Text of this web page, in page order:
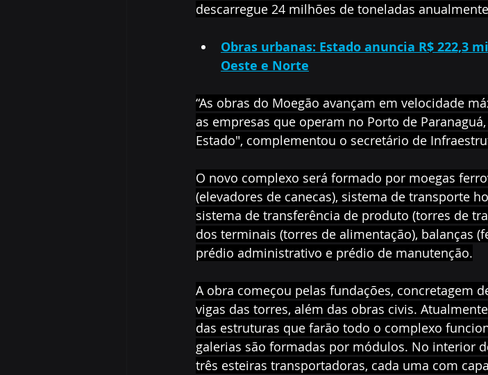
descarregue 24 milhões de toneladas
Obras urbanas: Estado anuncia R$ 222,3
Oeste e Norte
“As obras do Moegão avançam em velocidade
as empresas que operam no Porto de
Estado", complementou o secretário de
O novo complexo será formado por moegas
(elevadores de canecas), sistema de transporte
sistema de transferência de produto (torres de
dos terminais (torres de alimentação), balanças
prédio administrativo e prédio de manutenção.
A obra começou pelas fundações, concretagem
vigas das torres, além das obras civis.
das estruturas que farão todo o complexo
galerias são formadas por módulos. No interior
três esteiras transportadoras, cada uma com